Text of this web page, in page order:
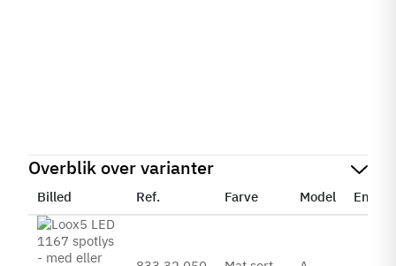
Overblik over varianter
Billed Ref. Farve Model